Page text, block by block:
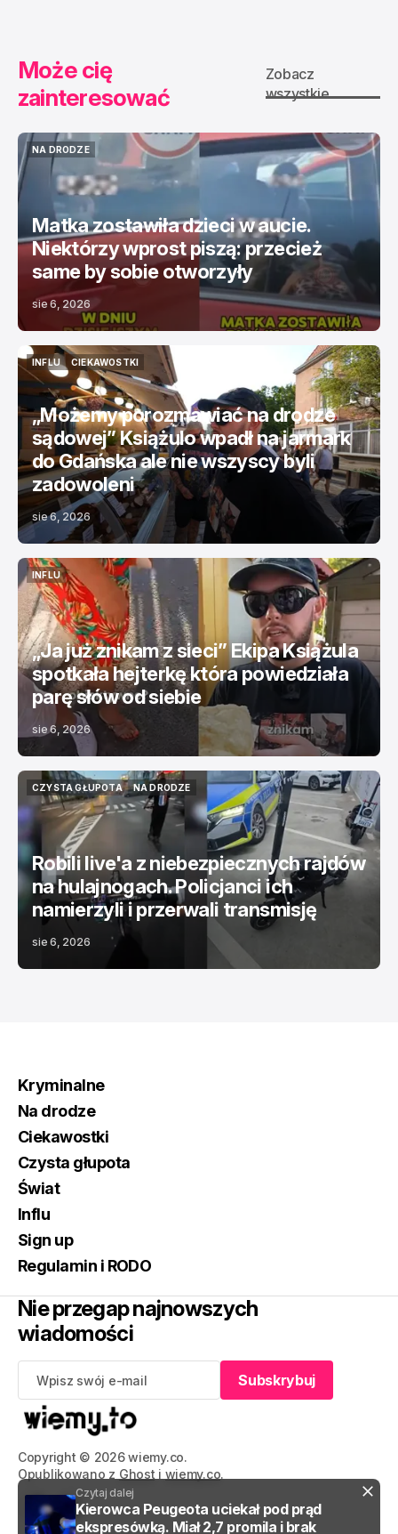
Czytaj dalej
Kierowca Peugeota uciekał pod prąd
ekspresówką. Miał 2,7 promila i brak
Może cię
zainteresować
Zobacz
wszystkie
NA DRODZE
NA DRODZE
Matka zostawiła dzieci w aucie.
Niektórzy wprost piszą: przecież
same by sobie otworzyły
sie 6, 2026
INFLU
INFLU
CIEKAWOSTKI
CIEKAWOSTKI
„Możemy porozmawiać na drodze
sądowej” Książulo wpadł na jarmark
do Gdańska ale nie wszyscy byli
zadowoleni
sie 6, 2026
INFLU
INFLU
„Ja już znikam z sieci” Ekipa Książula
spotkała hejterkę która powiedziała
parę słów od siebie
sie 6, 2026
CZYSTA GŁUPOTA
CZYSTA GŁUPOTA
NA DRODZE
NA DRODZE
Robili live'a z niebezpiecznych rajdów
na hulajnogach. Policjanci ich
namierzyli i przerwali transmisję
sie 6, 2026
Copyright © 2026 wiemy.co.
Opublikowano z Ghost i wiemy.co.
Kryminalne
Na drodze
Ciekawostki
Czysta głupota
Świat
Influ
Sign up
Regulamin i RODO
Nie przegap najnowszych
wiadomości
Subskrybuj
Subskrybuj